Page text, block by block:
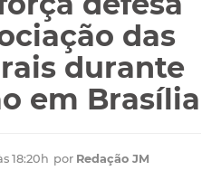
das
durante
em Brasília
18:20h por Redação JM